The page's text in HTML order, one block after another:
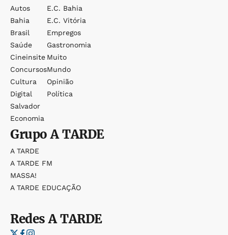
Autos
Bahia
Brasil
Saúde
Cineinsite
Concursos
Cultura
Digital
Salvador
Economia
E.c. Bahia
E.c. Vitória
Empregos
Gastronomia
Muito
Mundo
Opinião
Política
GrupoA TARDE
A TARDE
A TARDE FM
MASSA!
A TARDE EDUCAÇÃO
RedesA TARDE